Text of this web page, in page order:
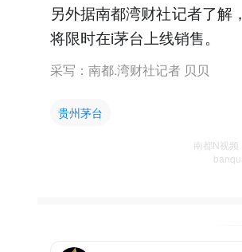
另外据南都湾财社记者了解
将限时在i茅台上线销售。
采写：南都.湾财社记者 贝贝
贵州茅台
南都N视频